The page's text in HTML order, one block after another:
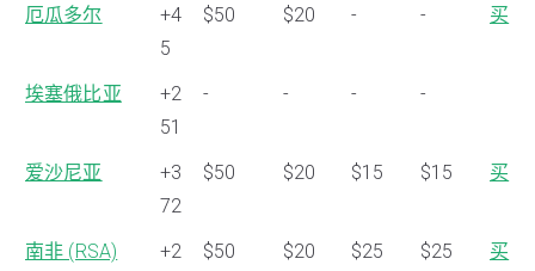
厄瓜多尔
+4
5
$50 $20 - - 买
埃塞俄比亚
+2
51
- - - -
爱沙尼亚
+3
72
$50 $20 $15 $15 买
南非 (RSA)
+2
$50 $20 $25 $25 买